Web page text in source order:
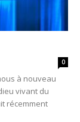
0
à nouveau
vivant du
récemment